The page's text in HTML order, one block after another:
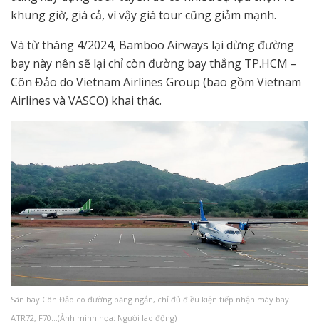
khung giờ, giá cả, vì vậy giá tour cũng giảm mạnh.
Và từ tháng 4/2024, Bamboo Airways lại dừng đường
bay này nên sẽ lại chỉ còn đường bay thẳng TP.HCM –
Côn Đảo do Vietnam Airlines Group (bao gồm Vietnam
Airlines và VASCO) khai thác.
Sân bay Côn Đảo có đường băng ngắn, chỉ đủ điều kiện tiếp nhận máy bay
ATR72, F70…(Ảnh minh họa: Người lao động)